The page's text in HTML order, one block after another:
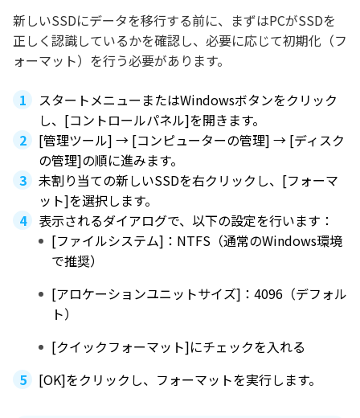
新しいSSDにデータを移行する前に、まずはPCがSSDを
正しく認識しているかを確認し、必要に応じて初期化（フ
ォーマット）を行う必要があります。
スタートメニューまたはWindowsボタンをクリック
し、[コントロールパネル]を開きます。
[管理ツール] → [コンピューターの管理] → [ディスク
の管理]の順に進みます。
未割り当ての新しいSSDを右クリックし、[フォーマ
ット]を選択します。
表示されるダイアログで、以下の設定を行います：
[ファイルシステム]：NTFS（通常のWindows環境
で推奨）
[アロケーションユニットサイズ]：4096（デフォル
ト）
[クイックフォーマット]にチェックを入れる
[OK]をクリックし、フォーマットを実行します。